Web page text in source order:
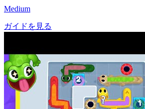
Medium
ガイドを見る